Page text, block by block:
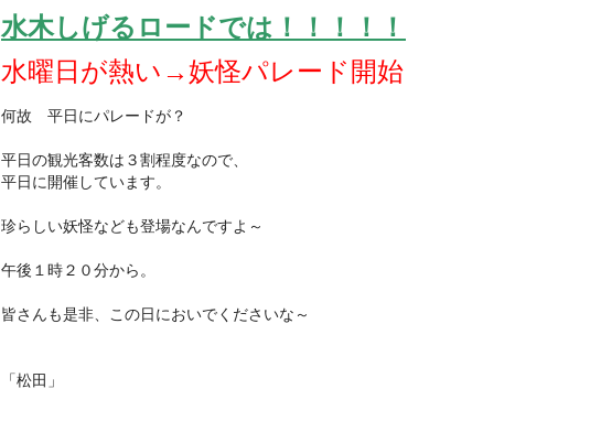
水木しげるロードでは！！！！！
水曜日が熱い→妖怪パレード開始
何故 平日にパレードが？
平日の観光客数は３割程度なので、
平日に開催しています。
珍らしい妖怪なども登場なんですよ～
午後１時２０分から。
皆さんも是非、この日においでくださいな～
「松田」